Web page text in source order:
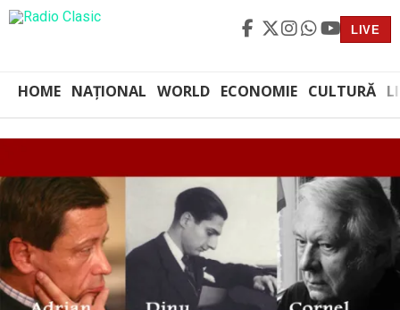
LIVE
HOME NAȚIONAL WORLD ECONOMIE CULTURĂ